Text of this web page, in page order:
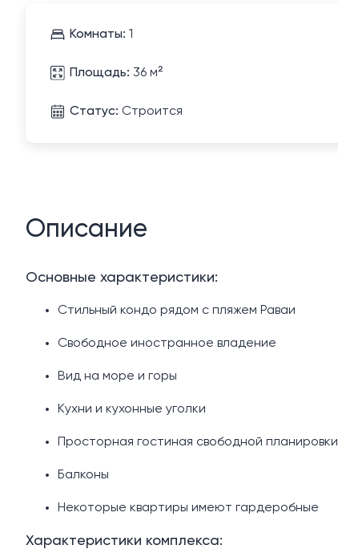
Комнаты: 1
Площадь: 36 м²
Статус: Строится
Описание
Основные характеристики:
Стильный кондо рядом с пляжем Раваи
Свободное иностранное владение
Вид на море и горы
Кухни и кухонные уголки
Просторная гостиная свободной планировки
Балконы
Некоторые квартиры имеют гардеробные
Характеристики комплекса: